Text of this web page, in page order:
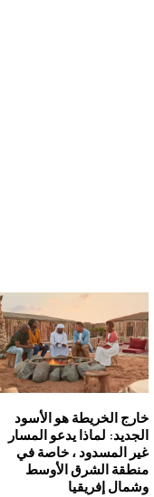
خارج الخريطة هو الأسود
الجديد: لماذا يدعو المسار
غير المسدود ، خاصة في
منطقة الشرق الأوسط
وشمال إفريقيا